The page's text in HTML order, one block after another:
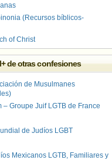
(Recursos bíblicos-
of Christ
de otras confesiones
de Musulmanes
– Groupe Juif LGTB de France
de Judíos LGBT
Mexicanos LGTB, Familiares y